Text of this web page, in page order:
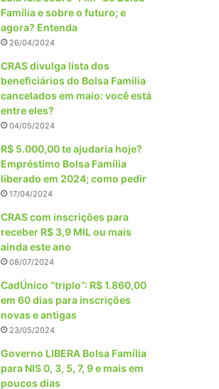
Família e sobre o futuro; e
agora? Entenda
26/04/2024
CRAS divulga lista dos
beneficiários do Bolsa Família
cancelados em maio: você está
entre eles?
04/05/2024
R$ 5.000,00 te ajudaria hoje?
Empréstimo Bolsa Família
liberado em 2024; como pedir
17/04/2024
CRAS com inscrições para
receber R$ 3,9 MIL ou mais
ainda este ano
08/07/2024
CadÚnico “triplo”: R$ 1.860,00
em 60 dias para inscrições
novas e antigas
23/05/2024
Governo LIBERA Bolsa Família
para NIS 0, 3, 5, 7, 9 e mais em
poucos dias